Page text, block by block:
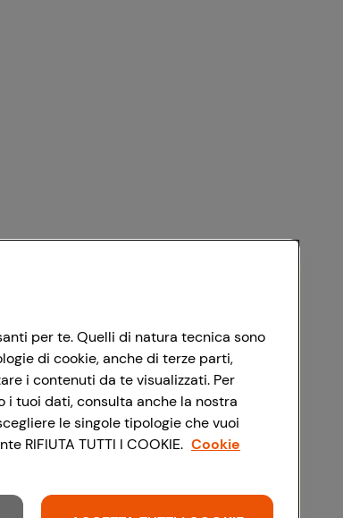
per te. Quelli di natura tecnica sono
di cookie, anche di terze parti,
i contenuti da te visualizzati. Per
i tuoi dati, consulta anche la nostra
le singole tipologie che vuoi
RIFIUTA TUTTI I COOKIE. Cookie